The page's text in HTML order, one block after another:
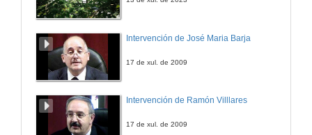
Intervención de José Maria Barja
17 de xul. de 2009
Intervención de Ramón Villlares
17 de xul. de 2009